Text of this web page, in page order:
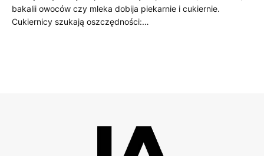
bakalii owoców czy mleka dobija piekarnie i cukiernie.
Cukiernicy szukają oszczędności:…